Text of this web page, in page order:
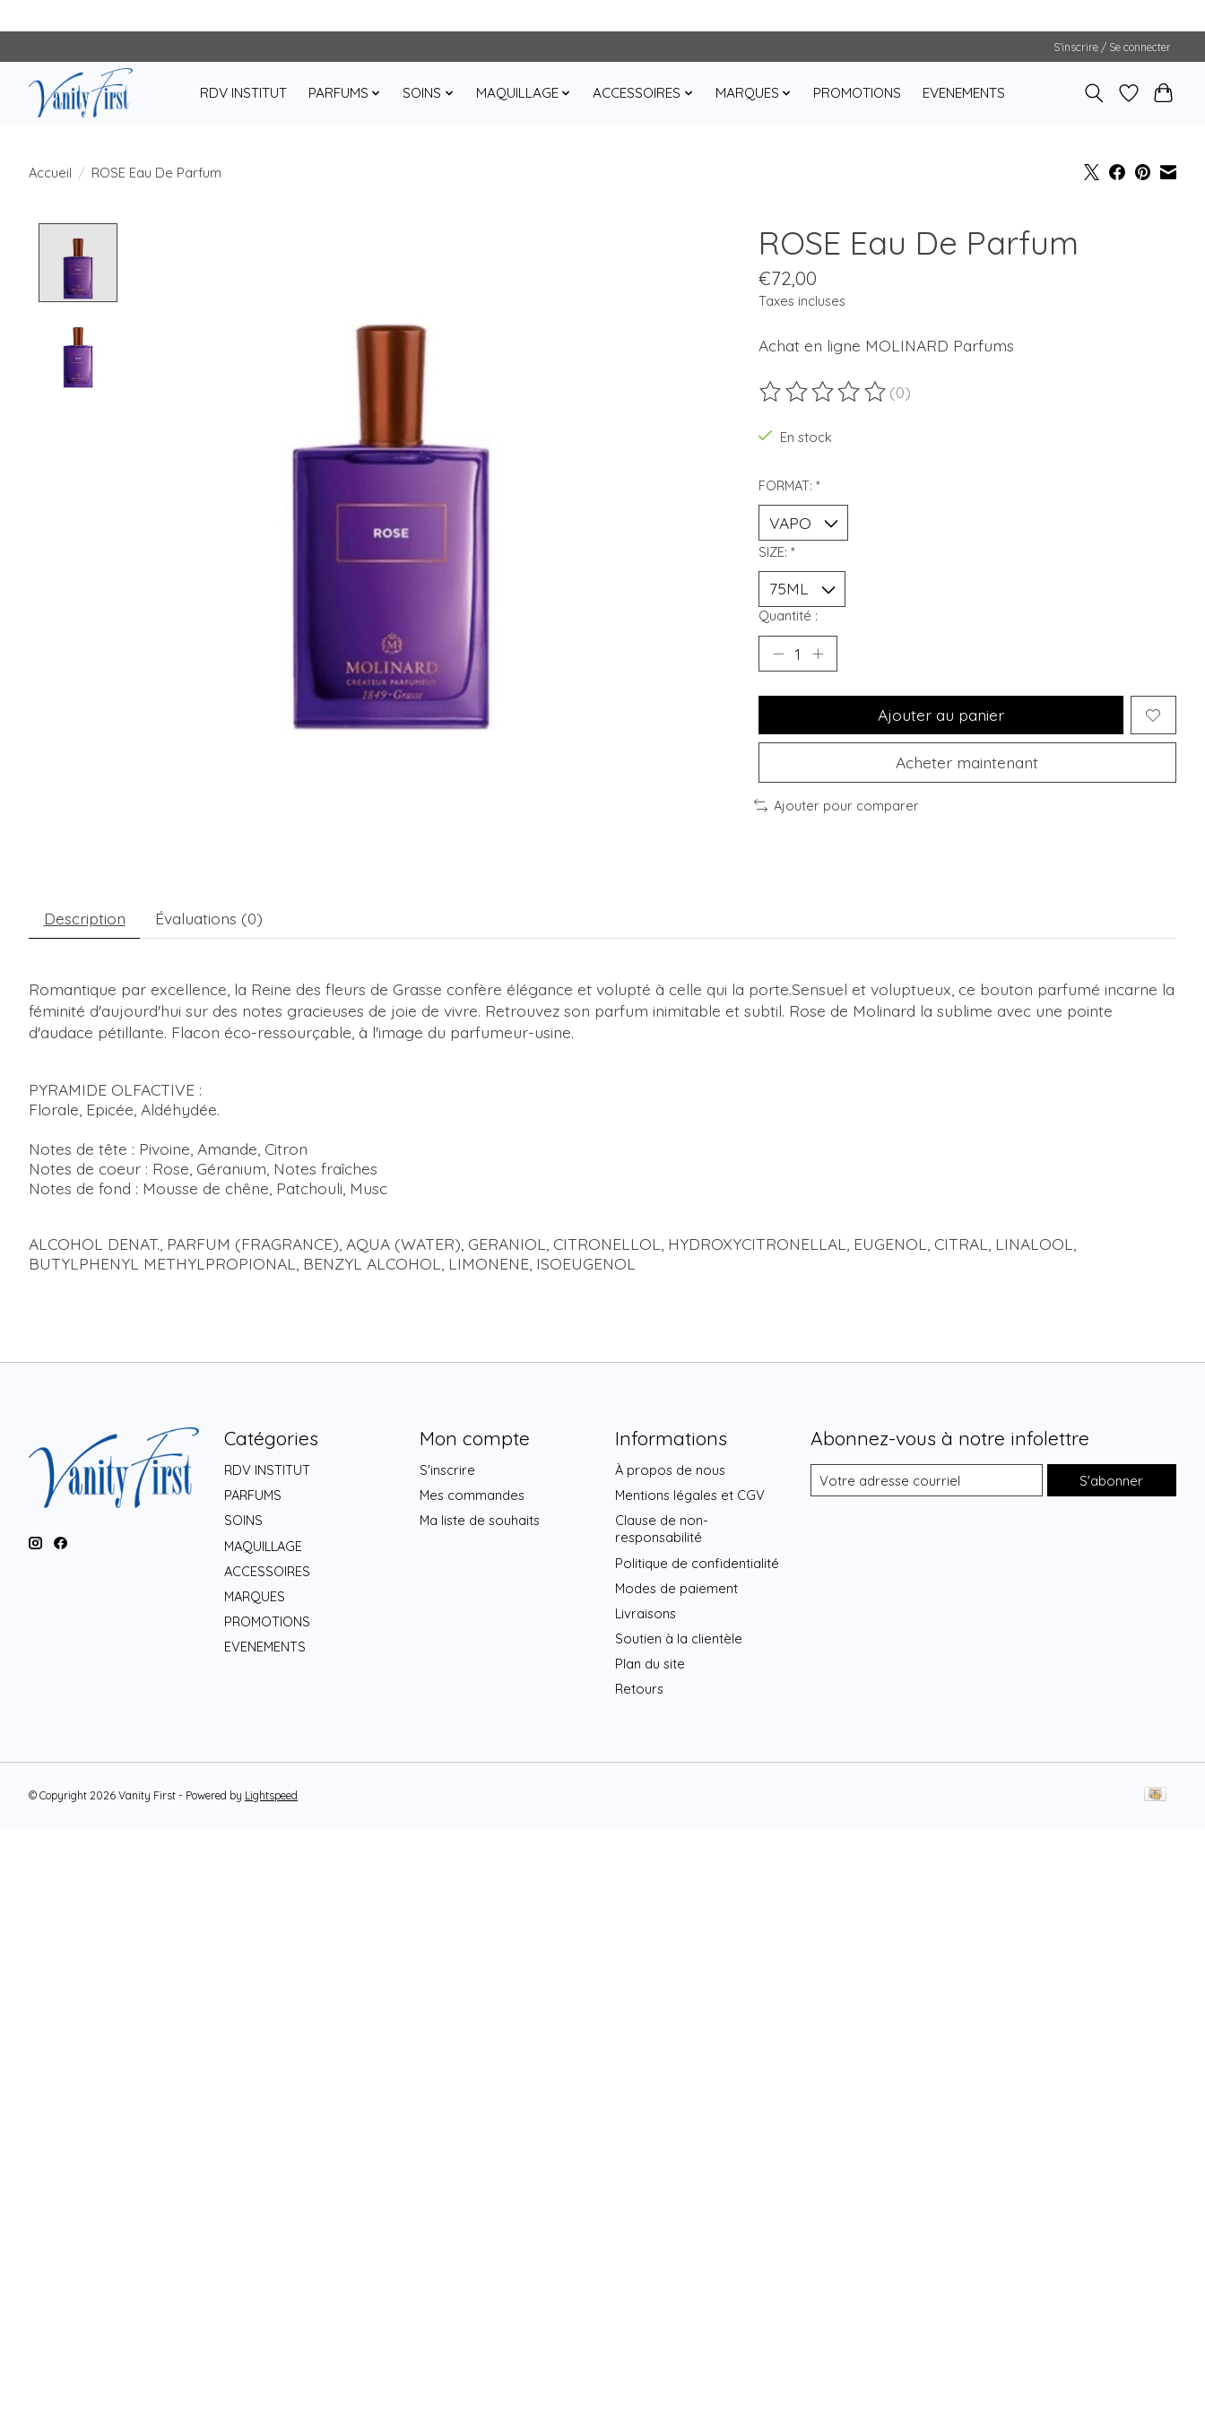
S’inscrire / Se connecter
RDV INSTITUT PARFUMS SOINS MAQUILLAGE ACCESSOIRES MARQUES PROMOTIONS EVENEMENTS
Accueil / ROSE Eau De Parfum
ROSE Eau De Parfum
€72,00
Taxes incluses
Achat en ligne MOLINARD Parfums
Ce produit est évalué à
(0)
En stock
FORMAT: *
SIZE: *
Quantité :
Ajouter au panier
Acheter maintenant
Ajouter pour comparer
Description Évaluations (0)
Romantique par excellence, la Reine des fleurs de Grasse confère élégance et volupté à celle qui la porte.Sensuel et voluptueux, ce bouton parfumé incarne la
féminité d'aujourd'hui sur des notes gracieuses de joie de vivre. Retrouvez son parfum inimitable et subtil. Rose de Molinard la sublime avec une pointe
d'audace pétillante. Flacon éco-ressourçable, à l'image du parfumeur-usine.
PYRAMIDE OLFACTIVE :
Florale, Epicée, Aldéhydée.
Notes de tête : Pivoine, Amande, Citron
Notes de coeur : Rose, Géranium, Notes fraîches
Notes de fond : Mousse de chêne, Patchouli, Musc
ALCOHOL DENAT., PARFUM (FRAGRANCE), AQUA (WATER), GERANIOL, CITRONELLOL, HYDROXYCITRONELLAL, EUGENOL, CITRAL, LINALOOL,
BUTYLPHENYL METHYLPROPIONAL, BENZYL ALCOHOL, LIMONENE, ISOEUGENOL
Catégories
RDV INSTITUT
PARFUMS
SOINS
MAQUILLAGE
ACCESSOIRES
MARQUES
PROMOTIONS
EVENEMENTS
Mon compte
S'inscrire
Mes commandes
Ma liste de souhaits
Informations
À propos de nous
Mentions légales et CGV
Clause de non-
responsabilité
Politique de confidentialité
Modes de paiement
Livraisons
Soutien à la clientèle
Plan du site
Retours
Abonnez-vous à notre infolettre
S'abonner
© Copyright 2026 Vanity First - Powered by Lightspeed